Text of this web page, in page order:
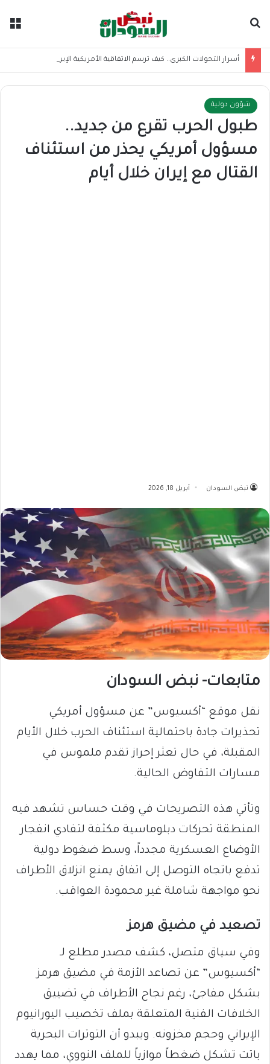
شؤون دولية
طبول الحرب تقرع من جديد..
مسؤول أمريكي يحذر من استئناف
القتال مع إيران خلال أيام
نبض السودان أبريل 18, 2026
متابعات- نبض السودان
​نقل موقع “أكسيوس” عن مسؤول أمريكي
تحذيرات جادة باحتمالية استئناف الحرب خلال الأيام
المقبلة، في حال تعثر إحراز تقدم ملموس في
مسارات التفاوض الحالية.
وتأتي هذه التصريحات في وقت حساس تشهد فيه
المنطقة تحركات دبلوماسية مكثفة لتفادي انفجار
الأوضاع العسكرية مجدداً، وسط ضغوط دولية
تدفع باتجاه التوصل إلى اتفاق يمنع انزلاق الأطراف
نحو مواجهة شاملة غير محمودة العواقب.
​تصعيد في مضيق هرمز
​وفي سياق متصل، كشف مصدر مطلع لـ
“أكسيوس” عن تصاعد الأزمة في مضيق هرمز
بشكل مفاجئ، رغم نجاح الأطراف في تضييق
الخلافات الفنية المتعلقة بملف تخصيب اليورانيوم
الإيراني وحجم مخزونه. ويبدو أن التوترات البحرية
باتت تشكل ضغطاً موازياً للملف النووي، مما يهدد